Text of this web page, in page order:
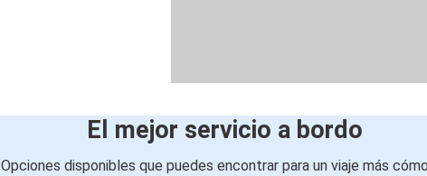
El mejor servicio a bordo
Opciones disponibles que puedes encontrar para un viaje más